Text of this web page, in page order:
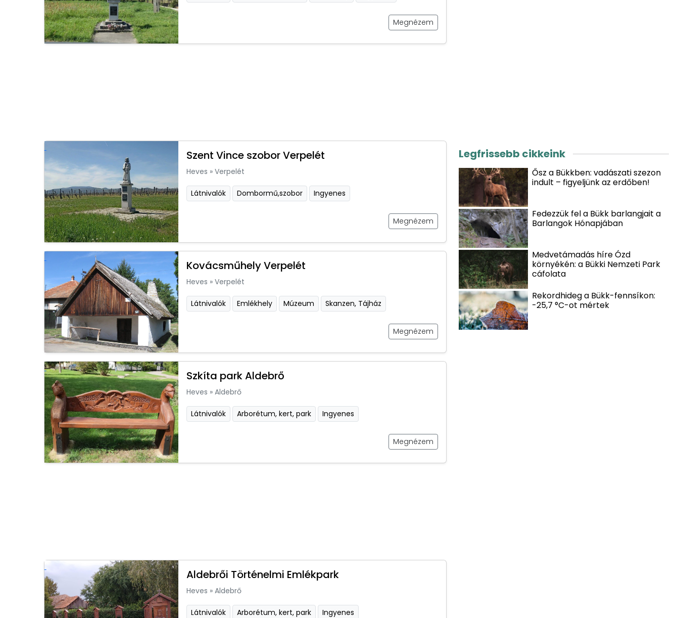
Megnézem
Szent Vince szobor Verpelét
Heves » Verpelét
Látnivalók Dombormű,szobor Ingyenes
Megnézem
Kovácsműhely Verpelét
Heves » Verpelét
Látnivalók Emlékhely Múzeum Skanzen, Tájház
Megnézem
Szkíta park Aldebrő
Heves » Aldebrő
Látnivalók Arborétum, kert, park Ingyenes
Megnézem
Aldebrői Történelmi Emlékpark
Heves » Aldebrő
Látnivalók Arborétum, kert, park Ingyenes
Legfrissebb cikkeink
Ősz a Bükkben: vadászati szezon
indult – figyeljünk az erdőben!
Fedezzük fel a Bükk barlangjait a
Barlangok Hónapjában
Medvetámadás híre Ózd
környékén: a Bükki Nemzeti Park
cáfolata
Rekordhideg a Bükk-fennsíkon:
-25,7 °C-ot mértek